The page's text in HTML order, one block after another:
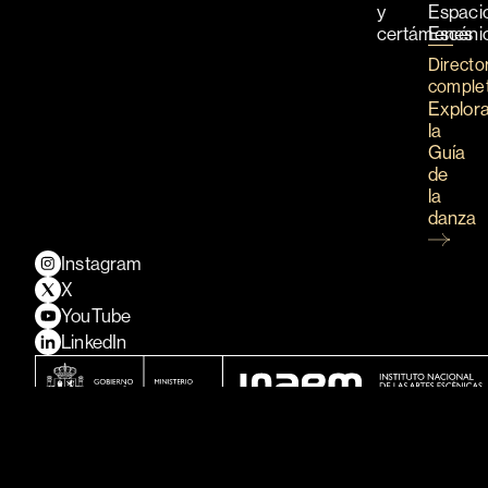
y
certámenes
la
Guía
de
la
danza
Instagram
X
YouTube
LinkedIn